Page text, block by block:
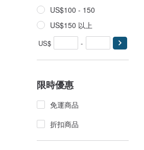
US$100 - 150
US$150 以上
US$ -
限時優惠
免運商品
折扣商品